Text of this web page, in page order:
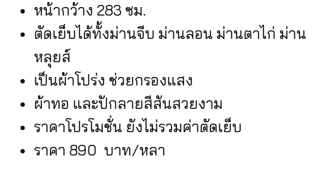
หน้ากว้าง 283 ซม.
ตัดเย็บได้ทั้งม่านจีบ ม่านลอน ม่านตาไก่ ม่าน
หลุยส์
เป็นผ้าโปร่ง ช่วยกรองแสง
ผ้าทอ และปักลายสีสันสวยงาม
ราคาโปรโมชั่น ยังไม่รวมค่าตัดเย็บ
ราคา 890 บาท/หลา